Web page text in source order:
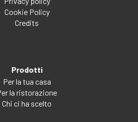
Cookie Policy
Credits
Prodotti
Per la tua casa
la ristorazione
Chi ci ha scelto